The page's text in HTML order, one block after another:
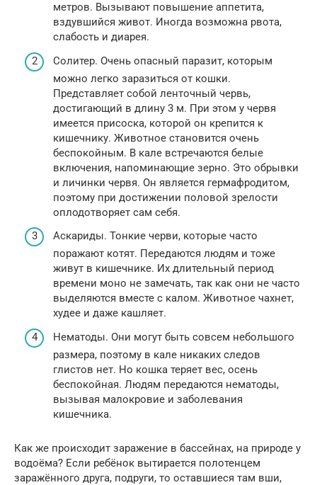
метров. Вызывают повышение аппетита,
вздувшийся живот. Иногда возможна рвота,
слабость и диарея.
Солитер. Очень опасный паразит, которым
можно легко заразиться от кошки.
Представляет собой ленточный червь,
достигающий в длину 3 м. При этом у червя
имеется присоска, которой он крепится к
кишечнику. Животное становится очень
беспокойным. В кале встречаются белые
включения, напоминающие зерно. Это обрывки
и личинки червя. Он является гермафродитом,
поэтому при достижении половой зрелости
оплодотворяет сам себя.
Аскариды. Тонкие черви, которые часто
поражают котят. Передаются людям и тоже
живут в кишечнике. Их длительный период
времени моно не замечать, так как они не часто
выделяются вместе с калом. Животное чахнет,
худее и даже кашляет.
Нематоды. Они могут быть совсем небольшого
размера, поэтому в кале никаких следов
глистов нет. Но кошка теряет вес, осень
беспокойная. Людям передаются нематоды,
вызывая малокровие и заболевания
кишечника.
Как же происходит заражение в бассейнах, на природе у
водоёма? Если ребёнок вытирается полотенцем
заражённого друга, подруги, то оставшиеся там вши,